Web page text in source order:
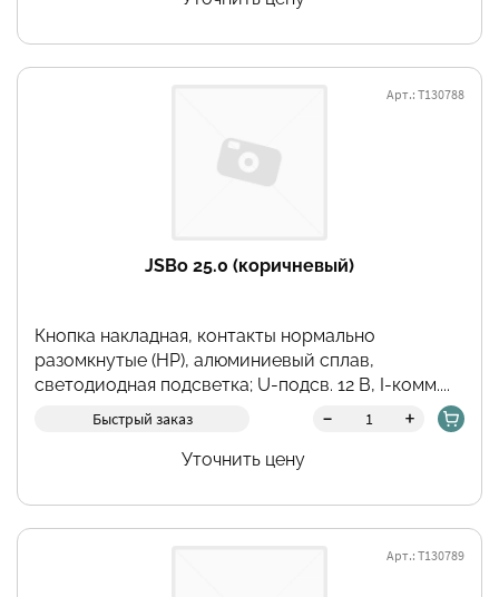
JSBo 25.0 (коричневый)
Арт.: Т130788
Кнопка накладная, контакты нормально
разомкнутые (НР), алюминиевый сплав,
светодиодная подсветка; U-подсв. 12 В, I-комм....
Быстрый заказ - +
Уточнить цену
Арт.: Т130789